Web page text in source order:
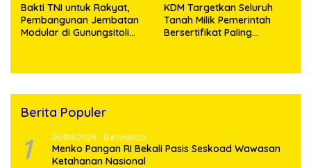
Bakti TNI untuk Rakyat,
Pembangunan Jembatan
Modular di Gunungsitoli
KDM Targetkan Seluruh
Tanah Milik Pemerintah
Bersertifikat Paling
Berita Populer
1 06/08/2026 0 Komentar
Menko Pangan RI Bekali Pasis Seskoad Wawasan
Ketahanan Nasional